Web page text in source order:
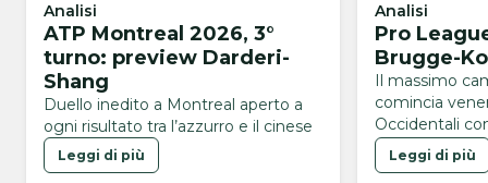
Analisi
ATP Montreal 2026, 3°
turno: preview Darderi-
Shang
Duello inedito a Montreal aperto a
ogni risultato tra l’azzurro e il cinese
Leggi di più
Analisi
Pro
Brugge-
Il massimo
comincia
Occidentali
Leggi di più